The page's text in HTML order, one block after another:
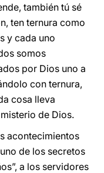
también tú sé
ten ternura como
y cada uno
somos
por Dios uno a
con ternura,
cosa lleva
de Dios.
acontecimientos
de los secretos
a los servidores